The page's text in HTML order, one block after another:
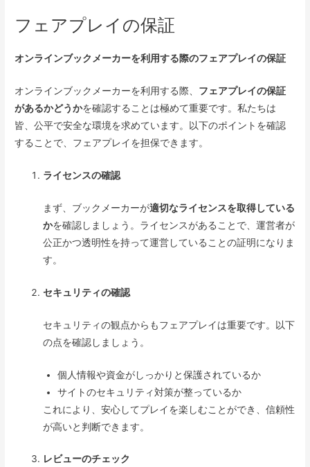
フェアプレイの保証
オンラインブックメーカーを利用する際のフェアプレイの保証
オンラインブックメーカーを利用する際、 フェアプレイの保証
があるかどうかを確認することは極めて重要です。私たちは
皆、公平で安全な環境を求めています。以下のポイントを確認
することで、フェアプレイを担保できます。
ライセンスの確認
まず、ブックメーカーが適切なライセンスを取得している
かを確認しましょう。ライセンスがあることで、運営者が
公正かつ透明性を持って運営していることの証明になりま
す。
セキュリティの確認
セキュリティの観点からもフェアプレイは重要です。以下
の点を確認しましょう。
個人情報や資金がしっかりと保護されているか
サイトのセキュリティ対策が整っているか
これにより、安心してプレイを楽しむことができ、信頼性
が高いと判断できます。
レビューのチェック